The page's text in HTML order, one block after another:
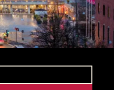
och biljettsläpp.